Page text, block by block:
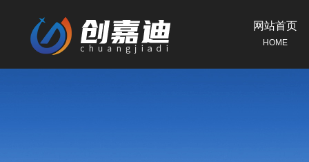
网站首页
HOME